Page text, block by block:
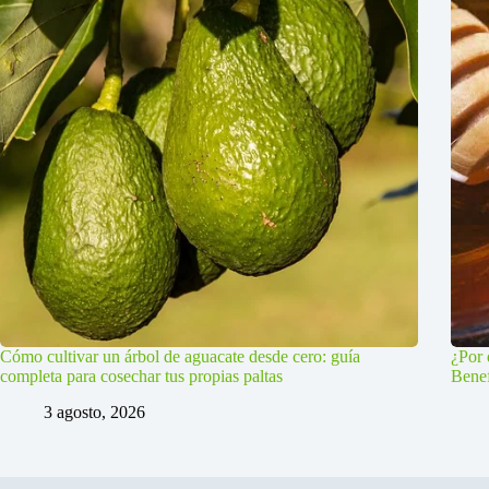
Cómo cultivar un árbol de aguacate desde cero: guía
completa para cosechar tus propias paltas
3 agosto, 2026
¿Por